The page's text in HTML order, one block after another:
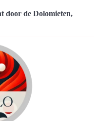
door de Dolomieten,